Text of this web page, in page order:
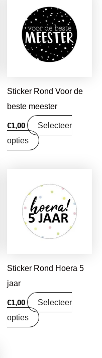
Sticker Rond Voor de
beste meester
€1,00
Selecteer
opties
Sticker Rond Hoera 5
jaar
€1,00
Selecteer
opties